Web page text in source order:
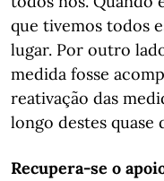
que tivemos todos
lugar. Por outro
medida fosse
reativação das
longo destes quase
Recupera-se o